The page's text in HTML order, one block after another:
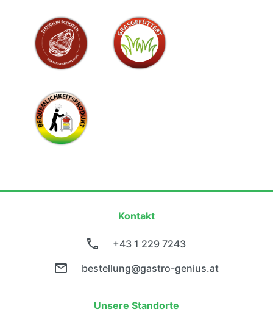
Kontakt
+43 1 229 7243
bestellung@gastro-genius.at
Unsere Standorte